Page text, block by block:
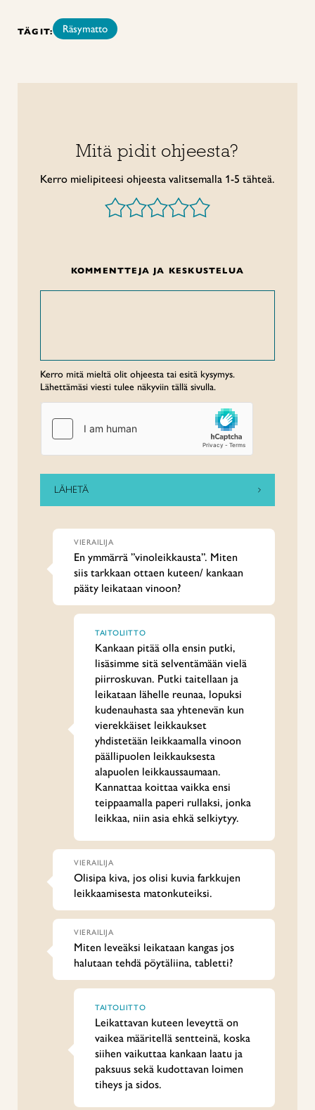
TÄGIT: Räsymatto
Mitä pidit ohjeesta?
Kerro mielipiteesi ohjeesta valitsemalla 1-5 tähteä.
KOMMENTTEJA JA KESKUSTELUA
Kerro mitä mieltä olit ohjeesta tai esitä kysymys.
Lähettämäsi viesti tulee näkyviin tällä sivulla.
VIERAILIJA
En ymmärrä ”vinoleikkausta”. Miten
siis tarkkaan ottaen kuteen/ kankaan
pääty leikataan vinoon?
TAITOLIITTO
Kankaan pitää olla ensin putki,
lisäsimme sitä selventämään vielä
piirroskuvan. Putki taitellaan ja
leikataan lähelle reunaa, lopuksi
kudenauhasta saa yhtenevän kun
vierekkäiset leikkaukset
yhdistetään leikkaamalla vinoon
päällipuolen leikkauksesta
alapuolen leikkaussaumaan.
Kannattaa koittaa vaikka ensi
teippaamalla paperi rullaksi, jonka
leikkaa, niin asia ehkä selkiytyy.
VIERAILIJA
Olisipa kiva, jos olisi kuvia farkkujen
leikkaamisesta matonkuteiksi.
VIERAILIJA
Miten leveäksi leikataan kangas jos
halutaan tehdä pöytäliina, tabletti?
TAITOLIITTO
Leikattavan kuteen leveyttä on
vaikea määritellä sentteinä, koska
siihen vaikuttaa kankaan laatu ja
paksuus sekä kudottavan loimen
tiheys ja sidos.